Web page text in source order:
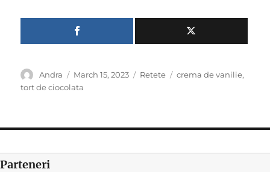
Author
Andra
Posted
on
March 15, 2023 Categories
Retete Tags
crema de vanilie,
tort de ciocolata
Parteneri